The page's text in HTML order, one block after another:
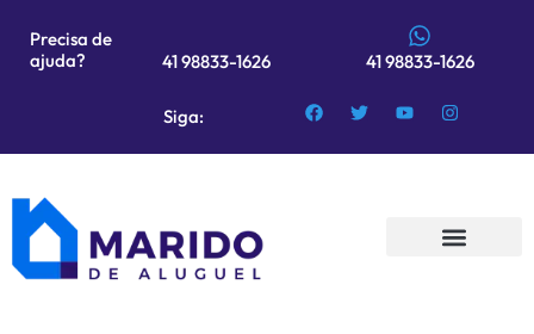
Precisa de
ajuda?
41 98833-1626 41 98833-1626
Siga: